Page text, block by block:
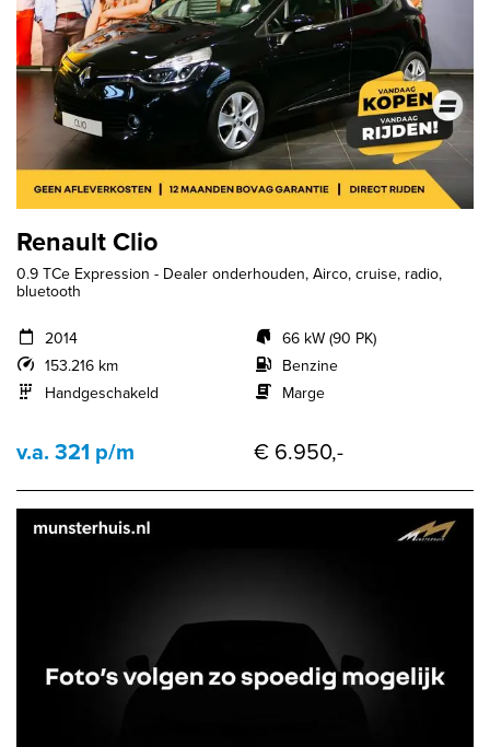
Renault Clio
0.9 TCe Expression - Dealer onderhouden, Airco, cruise, radio,
bluetooth
2014
153.216 km
Handgeschakeld
66 kW (90 PK)
Benzine
Marge
v.a. 321 p/m € 6.950,-